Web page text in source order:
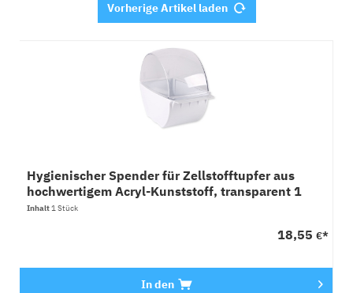
Vorherige Artikel laden
Hygienischer Spender für Zellstofftupfer aus
hochwertigem Acryl-Kunststoff, transparent 1
Stück
Inhalt1 Stück
18,55 €*
In den